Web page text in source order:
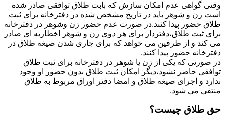
وقتی گواهی عدم امکان سازش که بابت طلاق توافقی صادر شده
است زن و شوهر باید در تاریخ مشخص شده در دفترخانه برای ثبت
طلاق حضور پیدا کنند.در صورت عدم حضور زن وشوهر در دفترخانه
برای ثبت طلاق،دفتردار برای هر دوی زن و شوهر اخطاریه ای صادر
می کند و از طرفین می خواهد که برای جاری شدن صیغه طلاق در
دفترخانه حضور پیدا کنند.
در صورتی که یکی از زن یا شوهر در دفترخانه برای ثبت طلاق
توافقی حاضر نشود،دیگر امکان ثبت طلاق بدون حضور او وجود
ندارد و اجرای صیغه طلاق و امضا دفتر اوراق مربوط به طلاق
منتفی می شود.
حق طلاق چیست؟